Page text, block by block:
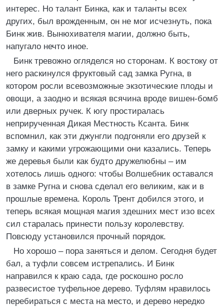
интерес. Но талант Бинка, как и таланты всех
других, был врожденным, он не мог исчезнуть, пока
Бинк жив. Вынюхивателя магии, должно быть,
напугало нечто иное.
Бинк тревожно огляделся но сторонам. К востоку от
него раскинулся фруктовый сад замка Ругна, в
котором росли всевозможные экзотические плоды и
овощи, а заодно и всякая всячина вроде вишен-бомб
или дверных ручек. К югу простиралась
неприрученная Дикая Местность Ксанта. Бинк
вспомнил, как эти джунгли подгоняли его друзей к
замку и какими угрожающими они казались. Теперь
же деревья были как будто дружелюбны – им
хотелось лишь одного: чтобы Волшебник оставался
в замке Ругна и снова сделал его великим, как и в
прошлые времена. Король Трент добился этого, и
теперь всякая мощная магия здешних мест изо всех
сил старалась принести пользу королевству.
Повсюду установился прочный порядок.
Но хорошо – пора заняться и делом. Сегодня будет
бал, а туфли совсем истрепались. И Бинк
направился к краю сада, где роскошно росло
развесистое туфельное дерево. Туфлям нравилось
перебираться с места на место, и дерево нередко